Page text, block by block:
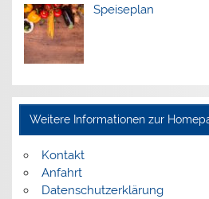
Speiseplan
Weitere Informationen zur
Kontakt
Anfahrt
Datenschutzerklärung